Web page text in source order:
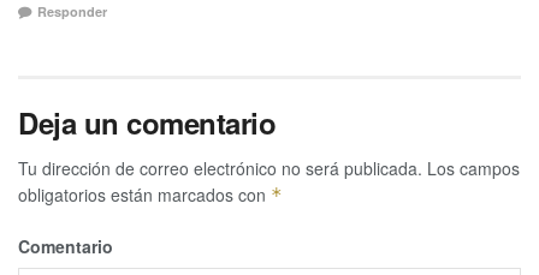
Responder
Deja un comentario
Tu dirección de correo electrónico no será publicada. Los campos
obligatorios están marcados con *
Comentario